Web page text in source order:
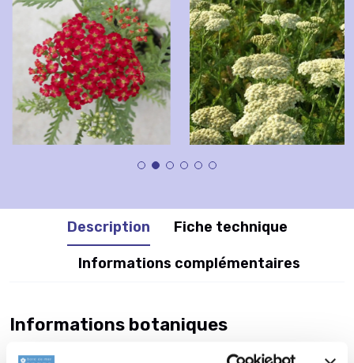
Description Fiche technique
Informations complémentaires
Informations botaniques